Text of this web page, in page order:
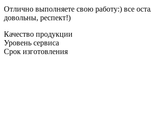
Отлично выполняете свою работу:) все
довольны, респект!)
Качество продукции
Уровень сервиса
Срок изготовления